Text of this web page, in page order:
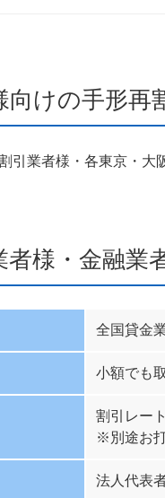
向けの手形再
引業者様・各東京・大
者様・金融業
全国貸金
小額でも
割引レー
※別途お
法人代表